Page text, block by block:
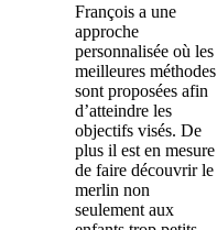
François a une
approche
personnalisée où les
meilleures méthodes
sont proposées afin
d’atteindre les
objectifs visés. De
plus il est en mesure
de faire découvrir le
merlin non
seulement aux